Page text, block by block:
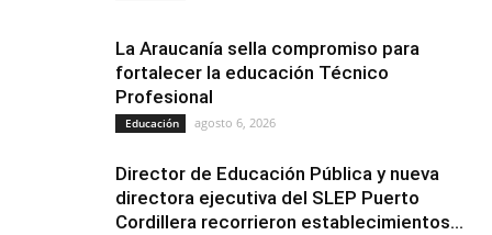
La Araucanía sella compromiso para
fortalecer la educación Técnico
Profesional
Educación agosto 6, 2026
Director de Educación Pública y nueva
directora ejecutiva del SLEP Puerto
Cordillera recorrieron establecimientos...